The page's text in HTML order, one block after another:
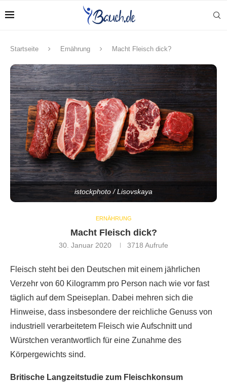
Startseite Ernährung Macht Fleisch dick?
istockphoto / Lisovskaya
ERNÄHRUNG
Macht Fleisch dick?
30. Januar 2020 3718 Aufrufe
Fleisch steht bei den Deutschen mit einem jährlichen
Verzehr von 60 Kilogramm pro Person nach wie vor fast
täglich auf dem Speiseplan. Dabei mehren sich die
Hinweise, dass insbesondere der reichliche Genuss von
industriell verarbeitetem Fleisch wie Aufschnitt und
Würstchen verantwortlich für eine Zunahme des
Körpergewichts sind.
Britische Langzeitstudie zum Fleischkonsum